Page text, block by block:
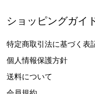
ショッピングガイ
特定商取引法に基づく表
個人情報保護方針
送料について